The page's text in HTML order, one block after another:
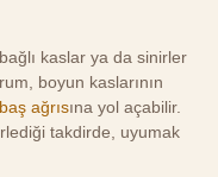
kaslar ya da sinirler
boyun kaslarının
baş ağrısına yol açabilir.
takdirde, uyumak